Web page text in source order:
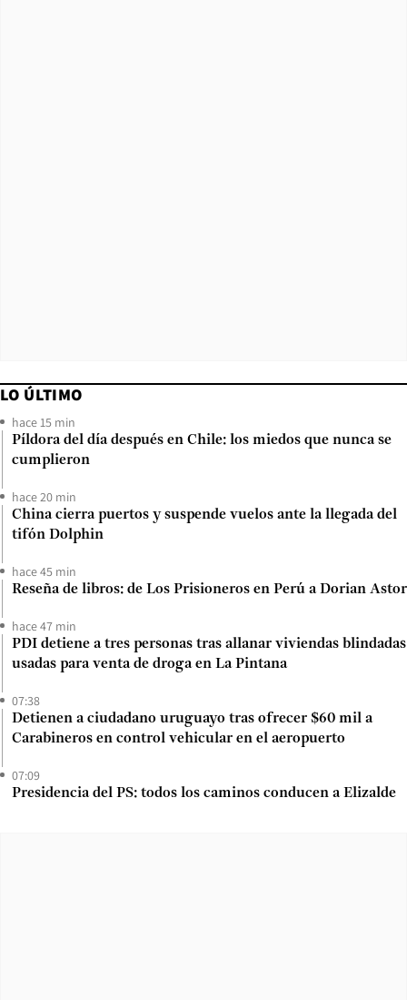
LO ÚLTIMO
hace 15 min
Píldora del día después en Chile: los miedos que nunca se
cumplieron
hace 20 min
China cierra puertos y suspende vuelos ante la llegada del
tifón Dolphin
hace 45 min
Reseña de libros: de Los Prisioneros en Perú a Dorian Astor
hace 47 min
PDI detiene a tres personas tras allanar viviendas blindadas
usadas para venta de droga en La Pintana
07:38
Detienen a ciudadano uruguayo tras ofrecer $60 mil a
Carabineros en control vehicular en el aeropuerto
07:09
Presidencia del PS: todos los caminos conducen a Elizalde